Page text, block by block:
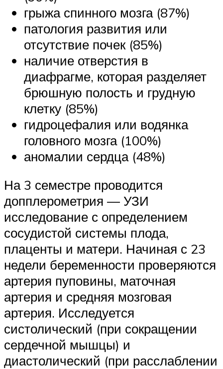
грыжа спинного мозга (87%)
патология развития или
отсутствие почек (85%)
наличие отверстия в
диафрагме, которая разделяет
брюшную полость и грудную
клетку (85%)
гидроцефалия или водянка
головного мозга (100%)
аномалии сердца (48%)
На 3 семестре проводится
допплерометрия — УЗИ
исследование с определением
сосудистой системы плода,
плаценты и матери. Начиная с 23
недели беременности проверяются
артерия пуповины, маточная
артерия и средняя мозговая
артерия. Исследуется
систолический (при сокращении
сердечной мышцы) и
диастолический (при расслаблении